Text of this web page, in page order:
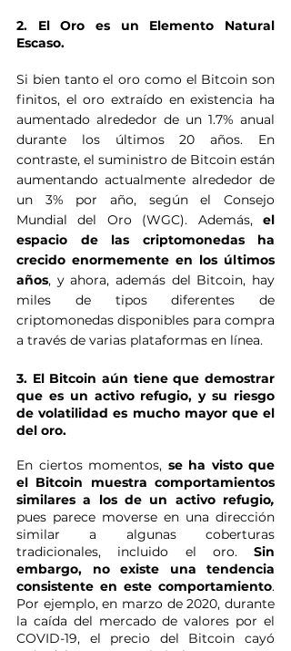
2. El Oro es un Elemento Natural
Escaso.
Si bien tanto el oro como el Bitcoin son
finitos, el oro extraído en existencia ha
aumentado alrededor de un 1.7% anual
durante los últimos 20 años. En
contraste, el suministro de Bitcoin están
aumentando actualmente alrededor de
un 3% por año, según el Consejo
Mundial del Oro (WGC). Además, el
espacio de las criptomonedas ha
crecido enormemente en los últimos
años, y ahora, además del Bitcoin, hay
miles de tipos diferentes de
criptomonedas disponibles para compra
a través de varias plataformas en línea.
3. El Bitcoin aún tiene que demostrar
que es un activo refugio, y su riesgo
de volatilidad es mucho mayor que el
del oro.
En ciertos momentos, se ha visto que
el Bitcoin muestra comportamientos
similares a los de un activo refugio
pues parece moverse en una dirección
similar a algunas coberturas
tradicionales, incluido el oro. Sin
embargo, no existe una tendencia
consistente en este comportamiento.
Por ejemplo, en marzo de 2020, durante
la caída del mercado de valores por el
COVID-19, el precio del Bitcoin cayó